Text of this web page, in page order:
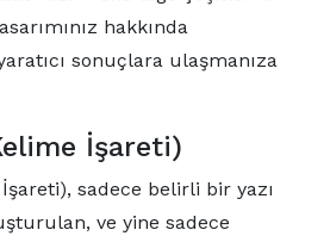
hakkında
sonuçlara ulaşmanıza
İşareti)
sadece belirli bir yazı
ve yine sadece